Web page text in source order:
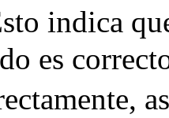
indica
es